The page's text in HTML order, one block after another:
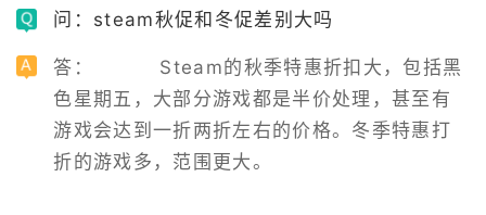
问：steam秋促和冬促差别大吗
答：        Steam的秋季特惠折扣大，包括黑
色星期五，大部分游戏都是半价处理，甚至有
游戏会达到一折两折左右的价格。冬季特惠打
折的游戏多，范围更大。